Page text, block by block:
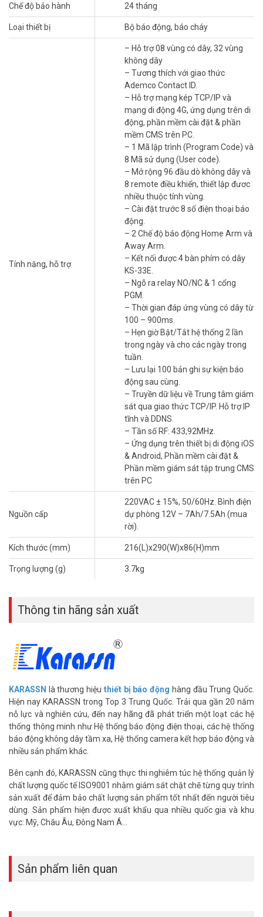
Sản phẩm sử dụng mã hóa Ademco Contact ID, ngăn chặn vô hiệu
hóa từ bên ngoài. Pin dự phòng 12V-7Ah (mua riêng) đảm bảo
hoạt động liên tục khi mất điện. Thiết bị hoạt động ổn định ở nhiệt
Báo động KARASSN hỗ trợ 40 vùng báo
40 vùng báo động là gì?
Mỗi vùng là một khu vực được giám sát bởi cảm biến (hồng ngoại,
Báo trộm KARASSNKS-W2E-4G quản lý 40 vùng,
phù hợp cho không gian lớn như nhà xưởng, kho hàng. Người dùng
có thể đặt tên và tùy chỉnh từng vùng.
Hệ thống lý tưởng cho biệt thự, văn phòng, cửa hàng, hoặc nhà
xưởng. Ví dụ, bạn có thể cài đặt vùng báo cháy cho khu bếp, báo
cảm biến báo khói KARASSNgiá rẻ tại Vũ Hoàng
Phân biệt báo động, báo cháy và kết nối
Báo động và báo cháy
Thiết bị báo trộm 40 vùng KS-W2E-4G phát hiện chuyển động hoặc
mở cửa trái phép, đồng thời cảnh báo khói, nhiệt độ cao. Còi báo
kích hoạt tại chỗ, kết hợp thông báo qua SIM 4G. Chế độ Home Arm
SIM 4G so với WiFi
Báo động dùng SIM 4GKS-W2E-4G hoạt động độc lập, không phụ
thuộc WiFi, lý tưởng cho khu vực mạng yếu. WiFi hỗ trợ giám sát
qua ứng dụng iOS/Android. Kết nối kép đảm bảo thông báo không
bị gián đoạn.
Hướng dẫn cài đặt đơn giản cho báo động
KARASSN KS-W2E-4G
Lắp SIM 4G vào trung tâm, nhập 8 số điện thoại nhận cảnh báo qua
bàn phím LCD. Kết nối cảm biến không dây ở tần số 433,92MHz,
đặt dễ dàng.
Lưu ý khi lắp đặt
Đặt trung tâm ở vị trí trung tâm, tránh nhiễu sóng. Kiểm tra pin cảm
biến định kỳ để đảm bảo hiệu suất. Tìm hiểu cách lắp đặt báo động
KAR –ASSN.
Ứng dụng thực tế
Báo cháy không dây KARASSN KS-W2E-4G phù hợp cho nhà
xưởng, kho hàng, biệt thự, văn phòng, cửa hàng. Thiết bị không cần
đi dây, dễ dàng mở rộng với 96 đầu dò không dây. Hệ thống giám
sát từ xa giúp chủ doanh nghiệp quản lý an ninh hiệu quả.
So với Picotech PCA-959GSM-4G, báo động KARASSN KS-W2E-4G
có giao diện thân thiện hơn, hỗ trợ 40 vùng thay vì 32. Giá cả cạnh
Chế độ bảo hành 24 tháng
Loại thiết bị Bộ báo động, báo cháy
Tính năng, hỗ trợ
– Hỗ trợ 08 vùng có dây, 32 vùng
không dây
– Tương thích với giao thức
Ademco Contact ID.
– Hỗ trợ mạng kép TCP/IP và
mạng di động 4G, ứng dụng trên di
động, phần mềm cài đặt & phần
mềm CMS trên PC.
– 1 Mã lập trình (Program Code) và
8 Mã sử dụng (User code).
– Mở rộng 96 đầu dò không dây và
8 remote điều khiển, thiết lập đươc
nhiều thuộc tính vùng.
– Cài đặt trước 8 số điện thoại báo
động.
– 2 Chế độ báo động Home Arm và
Away Arm.
– Kết nối được 4 bàn phím có dây
KS-33E.
– Ngõ ra relay NO/NC & 1 cổng
PGM.
– Thời gian đáp ứng vùng có dây từ
100 – 900ms.
– Hẹn giờ Bật/Tắt hệ thống 2 lần
trong ngày và cho các ngày trong
tuần.
– Lưu lại 100 bản ghi sự kiện báo
động sau cùng.
– Truyền dữ liệu về Trung tâm giám
sát qua giao thức TCP/IP. Hỗ trợ IP
tĩnh và DDNS.
– Tần số RF: 433,92MHz.
– Ứng dụng trên thiết bị di động iOS
& Android, Phần mềm cài đặt &
Phần mềm giám sát tập trung CMS
trên PC
Nguồn cấp
220VAC ± 15%, 50/60Hz. Bình điện
dự phòng 12V – 7Ah/7.5Ah (mua
rời).
Kích thước (mm) 216(L)x290(W)x86(H)mm
Trọng lượng (g) 3.7kg
Thông tin hãng sản xuất
KARASSN là thương hiệu thiết bị báo động hàng đầu Trung Quốc.
Hiện nay KARASSN trong Top 3 Trung Quốc. Trải qua gần 20 năm
nỗ lực và nghiên cứu, đến nay hãng đã phát triển một loạt các hệ
thống thông minh như Hệ thống báo động điện thoại, các hệ thống
báo động không dây tầm xa, Hệ thống camera kết hợp báo động và
nhiều sản phẩm khác.
Bên cạnh đó, KARASSN cũng thực thi nghiêm túc hệ thống quản lý
chất lượng quốc tế ISO9001 nhằm giám sát chặt chẽ từng quy trình
sản xuất để đảm bảo chất lượng sản phẩm tốt nhất đến người tiêu
dùng. Sản phẩm hiện được xuất khẩu qua nhiều quốc gia và khu
vực: Mỹ, Châu Âu, Đông Nam Á…
Sản phẩm liên quan